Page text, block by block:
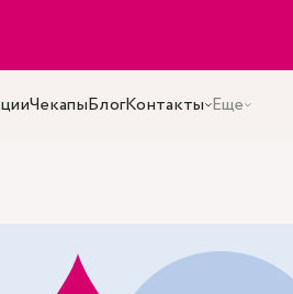
ЧекапыБлогКонтакты Еще